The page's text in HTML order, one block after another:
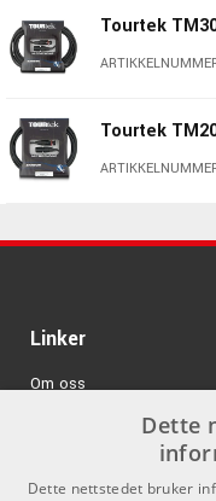
Tourtek
Tourtek
Linker
Om oss
Dette
Dette nettstedet bruker